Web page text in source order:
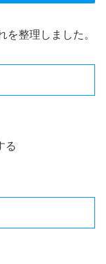
整理しました。
る